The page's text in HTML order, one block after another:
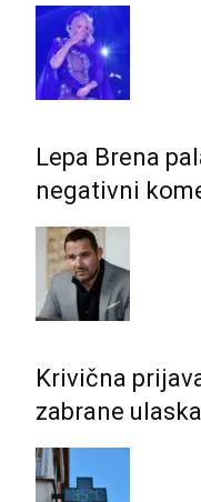
Lepa Brena
negativni
Krivična
zabrane